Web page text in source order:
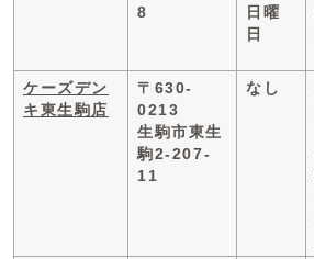
8
日曜
日
ケーズデン
キ東生駒店
〒630-
0213
生駒市東生
駒2-207-
11
なし